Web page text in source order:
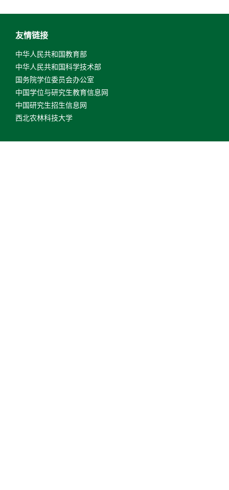
友情链接
中华人民共和国教育部
中华人民共和国科学技术部
国务院学位委员会办公室
中国学位与研究生教育信息网
中国研究生招生信息网
西北农林科技大学